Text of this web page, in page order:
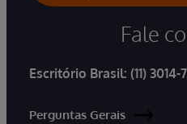
Fale
Escritório Brasil: (11)
Perguntas Gerais